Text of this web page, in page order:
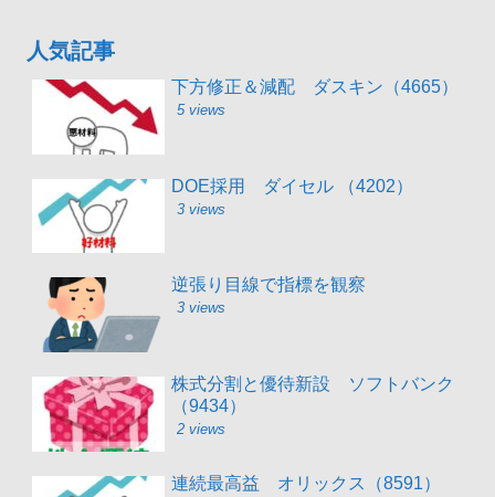
人気記事
下方修正＆減配 ダスキン（4665）
5 views
DOE採用 ダイセル （4202）
3 views
逆張り目線で指標を観察
3 views
株式分割と優待新設 ソフトバンク
（9434）
2 views
連続最高益 オリックス（8591）